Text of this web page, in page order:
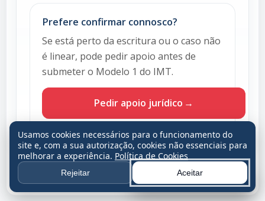
Prefere confirmar connosco?
Se está perto da escritura ou o caso não
é linear, pode pedir apoio antes de
submeter o Modelo 1 do IMT.
Pedir apoio jurídico
IMT e Imposto do Selo Portugal. Todos os direitos reservados.
Falar com um especialista
Usamos cookies necessários para o funcionamento do
site e, com a sua autorização, cookies não essenciais para
melhorar a experiência. Política de Cookies
Rejeitar Aceitar